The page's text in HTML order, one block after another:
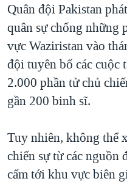
Quân đội Pakistan
quân sự chống những
vực Waziristan vào
đội tuyên bố các cuộc
2.000 phần tử chủ
gần 200 binh sĩ.
Tuy nhiên, không thể
chiến sự từ các
cấm tới khu vực biên